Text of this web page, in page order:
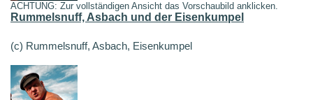
ACHTUNG: Zur vollständigen Ansicht das Vorschaubild anklicken.
Rummelsnuff, Asbach und der Eisenkumpel
(c) Rummelsnuff, Asbach, Eisenkumpel